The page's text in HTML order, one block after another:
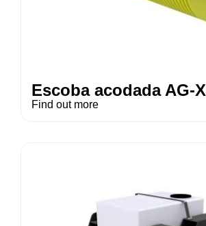
Escoba acodada AG-X
Find out more